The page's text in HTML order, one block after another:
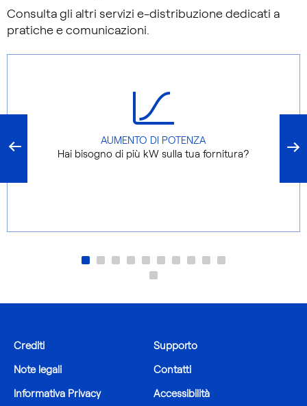
Consulta gli altri servizi e-distribuzione dedicati a
pratiche e comunicazioni.
AUMENTO DI POTENZA
Hai bisogno di più kW sulla tua fornitura?
Crediti
Note legali
Informativa Privacy
Supporto
Contatti
Accessibilità